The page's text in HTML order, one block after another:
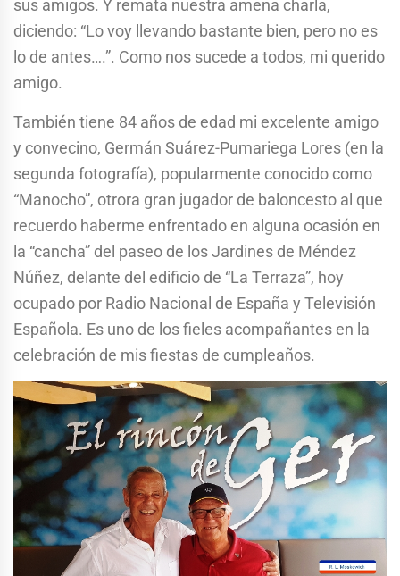
sus amigos. Y remata nuestra amena charla,
diciendo: “Lo voy llevando bastante bien, pero no es
lo de antes….”. Como nos sucede a todos, mi querido
amigo.
También tiene 84 años de edad mi excelente amigo
y convecino, Germán Suárez-Pumariega Lores (en la
segunda fotografía), popularmente conocido como
“Manocho”, otrora gran jugador de baloncesto al que
recuerdo haberme enfrentado en alguna ocasión en
la “cancha” del paseo de los Jardines de Méndez
Núñez, delante del edificio de “La Terraza”, hoy
ocupado por Radio Nacional de España y Televisión
Española. Es uno de los fieles acompañantes en la
celebración de mis fiestas de cumpleaños.